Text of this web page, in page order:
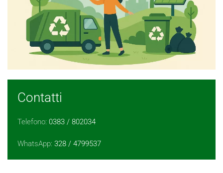
Contatti
Telefono: 0383 / 802034
WhatsApp: 328 / 4799537